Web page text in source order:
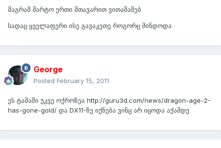
მაგრამ მარტო ერთი მთავარით ვითამაშებ
სადაც ყველაფერი ისე გავაკეთე როგორც მინდოდა
George
Posted February 15, 2011
ეს ტამაში უკვე ოქროზეა http://guru3d.com/news/dragon-age-2-
has-gone-gold/ და DX11-ზე იქნება ვინც არ იცოდა აქამდე